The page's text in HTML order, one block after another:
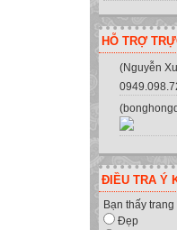
HỖ TRỢ
(Nguyễn
ĐIỀU TRA Ý
Bạn thấy
Đẹp